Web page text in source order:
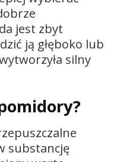
jest zbyt
ją głęboko lub
silny
substancję